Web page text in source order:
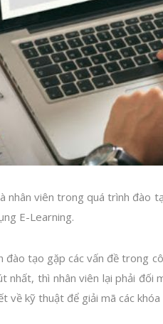
nhân viên trong quá trình đào
E-Learning.
đào tạo gặp các vấn đề trong
nhất, thì nhân viên lại phải
về kỹ thuật để giải mã các khóa